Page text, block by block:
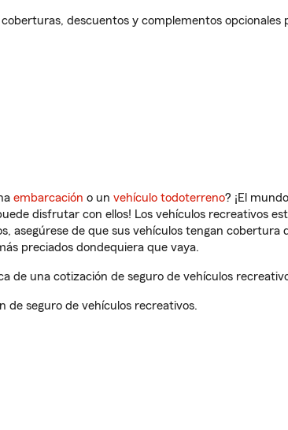
descuentos y complementos opcionales
embarcación o un vehículo todoterreno? ¡El
disfrutar con ellos! Los vehículos recreativos
asegúrese de que sus vehículos tengan cobertura
preciados dondequiera que vaya.
de una cotización de seguro de vehículos
de seguro de vehículos recreativos.